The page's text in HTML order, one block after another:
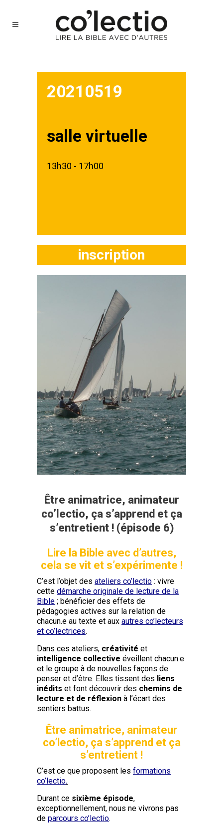
20210519
salle virtuelle
13h30 - 17h00
inscription
Être animatrice, animateur
co’lectio, ça s’apprend et ça
s’entretient ! (épisode 6)
Lire la Bible avec d’autres,
cela se vit et s’expérimente !
C’est l’objet des ateliers co’lectio : vivre
cette démarche originale de lecture de la
Bible ; bénéficier des effets de
pédagogies actives sur la relation de
chacun.e au texte et aux autres co’lecteurs
et co’lectrices.
Dans ces ateliers, créativité et
intelligence collective éveillent chacun.e
et le groupe à de nouvelles façons de
penser et d’être. Elles tissent des liens
inédits et font découvrir des chemins de
lecture et de réflexion à l’écart des
sentiers battus.
Être animatrice, animateur
co’lectio, ça s’apprend et ça
s’entretient !
C’est ce que proposent les formations
co’lectio.
Durant ce sixième épisode,
exceptionnellement, nous ne vivrons pas
de parcours co’lectio.